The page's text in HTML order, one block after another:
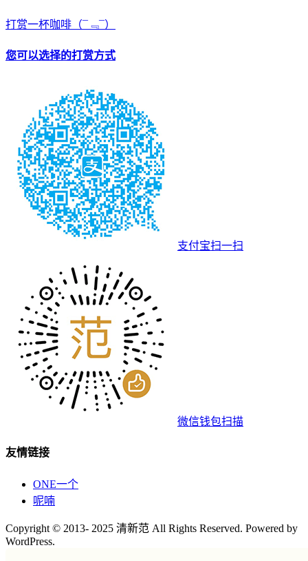
打赏一杯咖啡 （¯﹃¯）
您可以选择的打赏方式
支付宝扫一扫
微信钱包扫描
友情链接
ONE一个
呢喃
Copyright © 2013- 2025 清新范 All Rights Reserved. Powered by
WordPress.